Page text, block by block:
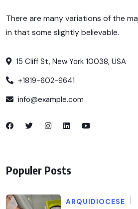
There are many variations of the
in that some slightly believable.
15 Cliff St, New York 10038, USA
+1819-602-9641
info@example.com
Populer Posts
ARQUIDIOCESE